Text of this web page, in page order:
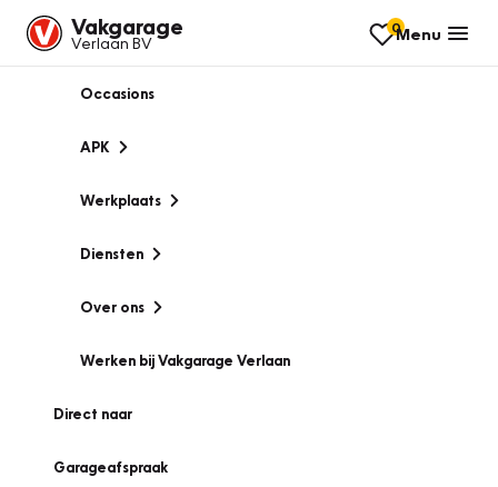
Vakgarage
Verlaan BV
0Menu
Occasions
APK
Werkplaats
Diensten
Over ons
Werken bij Vakgarage Verlaan
Direct naar
Garageafspraak